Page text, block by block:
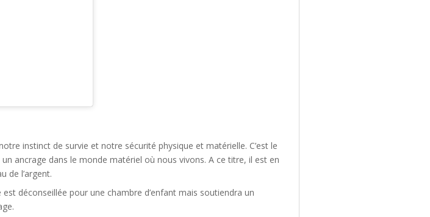
instinct de survie et notre sécurité physique et matérielle. C’est le
ancrage dans le monde matériel où nous vivons. A ce titre, il est en
de l’argent.
déconseillée pour une chambre d’enfant mais soutiendra un